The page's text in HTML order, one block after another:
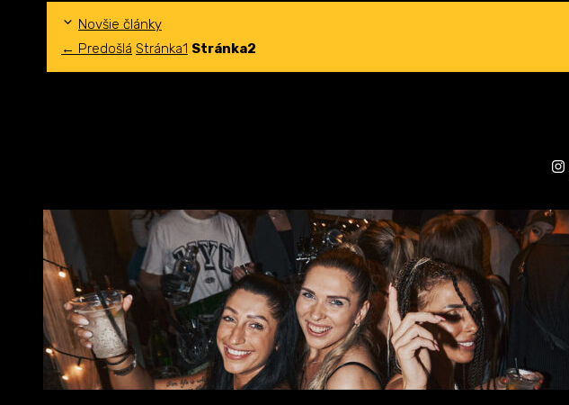
Novšie články
← Predošlá Stránka1 Stránka2